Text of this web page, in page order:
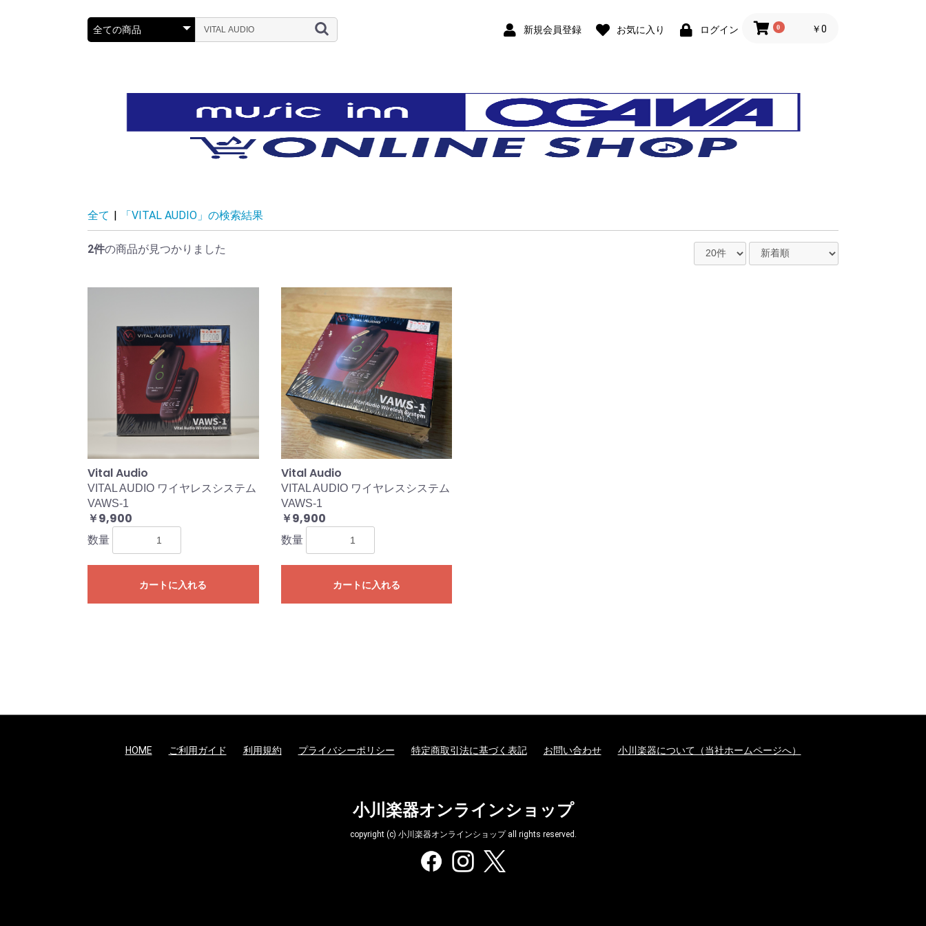
新規会員登録 お気に入り ログイン 0 ￥0
全て | 「VITAL AUDIO」の検索結果
2件の商品が見つかりました
Vital Audio
VITAL AUDIO ワイヤレスシステム
VAWS-1
￥9,900
数量
カートに入れる
Vital Audio
VITAL AUDIO ワイヤレスシステム
VAWS-1
￥9,900
数量
カートに入れる
HOME ご利用ガイド 利用規約 プライバシーポリシー 特定商取引法に基づく表記 お問い合わせ 小川楽器について（当社ホームページへ）
小川楽器オンラインショップ
copyright (c) 小川楽器オンラインショップ all rights reserved.